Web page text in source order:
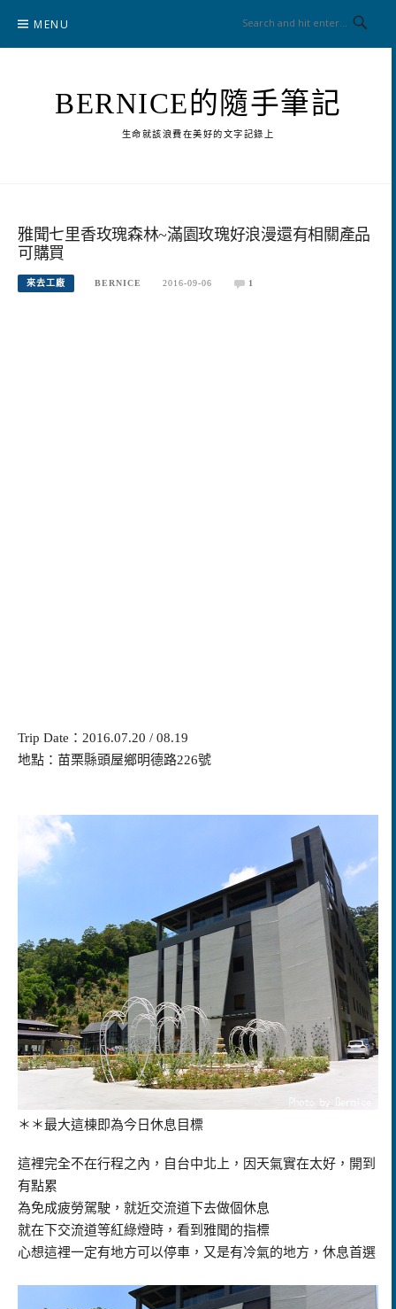
content
MENU
BERNICE的隨手筆記
生命就該浪費在美好的文字記錄上
雅聞七里香玫瑰森林~滿園玫瑰好浪漫還有相關產品
可購買
來去工廠 BERNICE 2016-09-06 1
Trip Date：2016.07.20 / 08.19
地點：苗栗縣頭屋鄉明德路226號
＊＊最大這棟即為今日休息目標
這裡完全不在行程之內，自台中北上，因天氣實在太好，開到
有點累
為免成疲勞駕駛，就近交流道下去做個休息
就在下交流道等紅綠燈時，看到雅聞的指標
心想這裡一定有地方可以停車，又是有冷氣的地方，休息首選